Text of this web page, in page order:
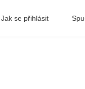
Jak se přihlásit